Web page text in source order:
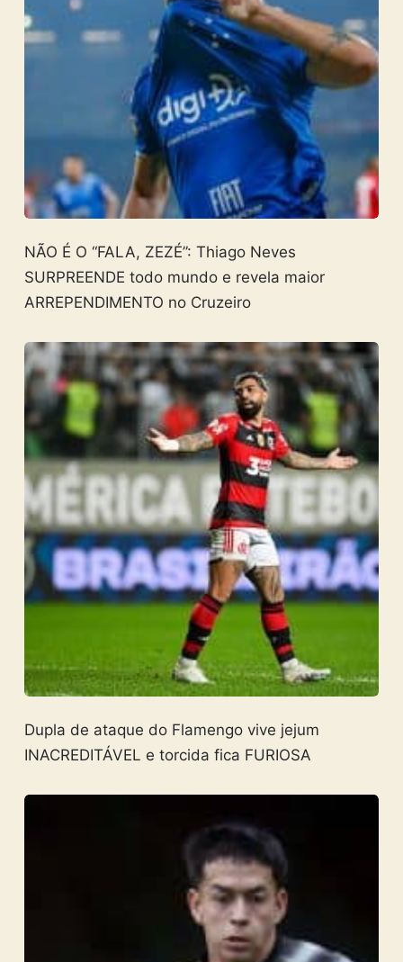
NÃO É O “FALA, ZEZÉ”: Thiago Neves
SURPREENDE todo mundo e revela maior
ARREPENDIMENTO no Cruzeiro
Dupla de ataque do Flamengo vive jejum
INACREDITÁVEL e torcida fica FURIOSA